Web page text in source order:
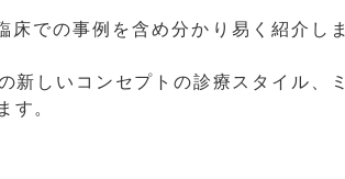
での事例を含め分かり易く紹介しま
新しいコンセプトの診療スタイル、ミ
す。